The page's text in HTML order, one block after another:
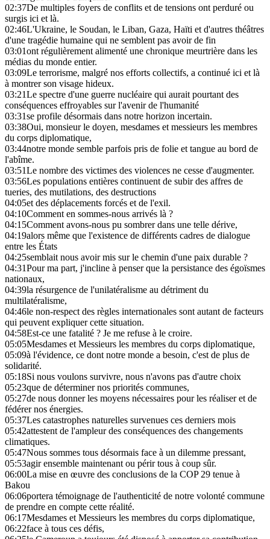
02:37De multiples foyers de conflits et de tensions ont perduré ou
surgis ici et là.
02:46L'Ukraine, le Soudan, le Liban, Gaza, Haïti et d'autres théâtres
d'une tragédie humaine qui ne semblent pas avoir de fin
03:01ont régulièrement alimenté une chronique meurtrière dans les
médias du monde entier.
03:09Le terrorisme, malgré nos efforts collectifs, a continué ici et là
à montrer son visage hideux.
03:21Le spectre d'une guerre nucléaire qui aurait pourtant des
conséquences effroyables sur l'avenir de l'humanité
03:31se profile désormais dans notre horizon incertain.
03:38Oui, monsieur le doyen, mesdames et messieurs les membres
du corps diplomatique,
03:44notre monde semble parfois pris de folie et tangue au bord de
l'abîme.
03:51Le nombre des victimes des violences ne cesse d'augmenter.
03:56Les populations entières continuent de subir des affres de
tueries, des mutilations, des destructions
04:05et des déplacements forcés et de l'exil.
04:10Comment en sommes-nous arrivés là ?
04:15Comment avons-nous pu sombrer dans une telle dérive,
04:19alors même que l'existence de différents cadres de dialogue
entre les États
04:25semblait nous avoir mis sur le chemin d'une paix durable ?
04:31Pour ma part, j'incline à penser que la persistance des égoïsmes
nationaux,
04:39la résurgence de l'unilatéralisme au détriment du
multilatéralisme,
04:46le non-respect des règles internationales sont autant de facteurs
qui peuvent expliquer cette situation.
04:58Est-ce une fatalité ? Je me refuse à le croire.
05:05Mesdames et Messieurs les membres du corps diplomatique,
05:09à l'évidence, ce dont notre monde a besoin, c'est de plus de
solidarité.
05:18Si nous voulons survivre, nous n'avons pas d'autre choix
05:23que de déterminer nos priorités communes,
05:27de nous donner les moyens nécessaires pour les réaliser et de
fédérer nos énergies.
05:37Les catastrophes naturelles survenues ces derniers mois
05:42attestent de l'ampleur des conséquences des changements
climatiques.
05:47Nous sommes tous désormais face à un dilemme pressant,
05:53agir ensemble maintenant ou périr tous à coup sûr.
06:00La mise en œuvre des conclusions de la COP 29 tenue à
Bakou
06:06portera témoignage de l'authenticité de notre volonté commune
de prendre en compte cette réalité.
06:17Mesdames et Messieurs les membres du corps diplomatique,
06:22face à tous ces défis,